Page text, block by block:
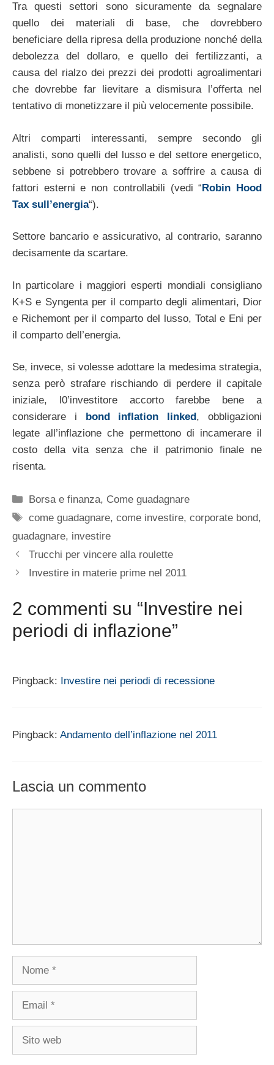
Tra questi settori sono sicuramente da segnalare
quello dei materiali di base, che dovrebbero
beneficiare della ripresa della produzione nonché della
debolezza del dollaro, e quello dei fertilizzanti, a
causa del rialzo dei prezzi dei prodotti agroalimentari
che dovrebbe far lievitare a dismisura l’offerta nel
tentativo di monetizzare il più velocemente possibile.
Altri comparti interessanti, sempre secondo gli
analisti, sono quelli del lusso e del settore energetico,
sebbene si potrebbero trovare a soffrire a causa di
fattori esterni e non controllabili (vedi “Robin Hood
Tax sull’energia“).
Settore bancario e assicurativo, al contrario, saranno
decisamente da scartare.
In particolare i maggiori esperti mondiali consigliano
K+S e Syngenta per il comparto degli alimentari, Dior
e Richemont per il comparto del lusso, Total e Eni per
il comparto dell’energia.
Se, invece, si volesse adottare la medesima strategia,
senza però strafare rischiando di perdere il capitale
iniziale, l0’investitore accorto farebbe bene a
considerare i
bond inflation linked , obbligazioni
legate all’inflazione che permettono di incamerare il
costo della vita senza che il patrimonio finale ne
risenta.
Categorie
Borsa e finanza, Come guadagnare
Tag
come guadagnare,come investire,corporate bond,
guadagnare, investire
Trucchi per vincere alla roulette
Investire in materie prime nel 2011
2 commenti su “Investire nei
periodi di inflazione”
Pingback: Investire nei periodi di recessione
Pingback: Andamento dell’inflazione nel 2011
Lascia un commento